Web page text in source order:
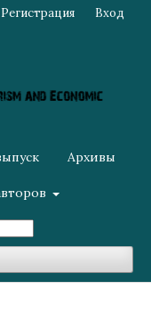
Архивы
Регистрация Вход